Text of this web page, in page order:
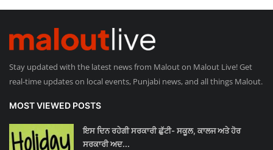
Stay updated with the latest news from Malout on Malout Live! Get
real-time updates on local events, Punjabi news, and all things Malout.
MOST VIEWED POSTS
ਇਸ ਦਿਨ ਰਹੇਗੀ ਸਰਕਾਰੀ ਛੁੱਟੀ- ਸਕੂਲ, ਕਾਲਜ ਅਤੇ ਹੋਰ
ਸਰਕਾਰੀ ਅਦ...